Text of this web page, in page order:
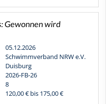
Gewonnen wird
05.12.2026
Schwimmverband NRW e.V.
Duisburg
2026-FB-26
8
120,00 € bis 175,00 €